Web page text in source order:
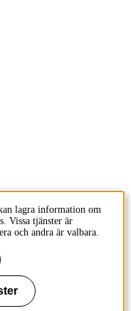
lagra information om
Vissa tjänster är
och andra är valbara.